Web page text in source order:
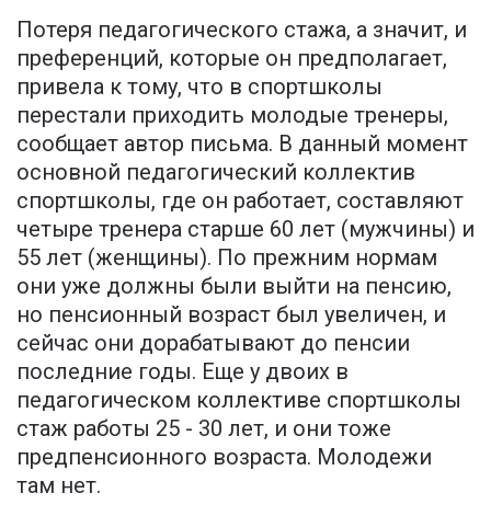
Потеря педагогического стажа, а значит, и
преференций, которые он предполагает,
привела к тому, что в спортшколы
перестали приходить молодые тренеры,
сообщает автор письма. В данный момент
основной педагогический коллектив
спортшколы, где он работает, составляют
четыре тренера старше 60 лет (мужчины) и
55 лет (женщины). По прежним нормам
они уже должны были выйти на пенсию,
но пенсионный возраст был увеличен, и
сейчас они дорабатывают до пенсии
последние годы. Еще у двоих в
педагогическом коллективе спортшколы
стаж работы 25 - 30 лет, и они тоже
предпенсионного возраста. Молодежи
там нет.